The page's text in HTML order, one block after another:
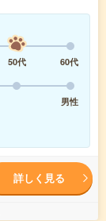
50代
60代
男性
詳しく見る